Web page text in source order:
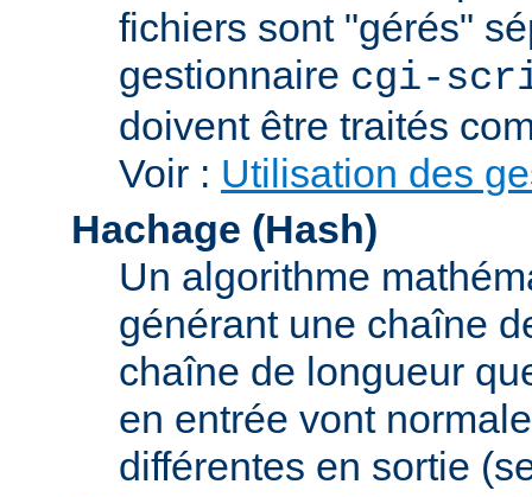
fichiers sont "gérés"
gestionnaire cgi-
doivent être traités
Voir : Utilisation des
Hachage (Hash)
Un algorithme
générant une chaîne
chaîne de longueur
en entrée vont
différentes en sortie